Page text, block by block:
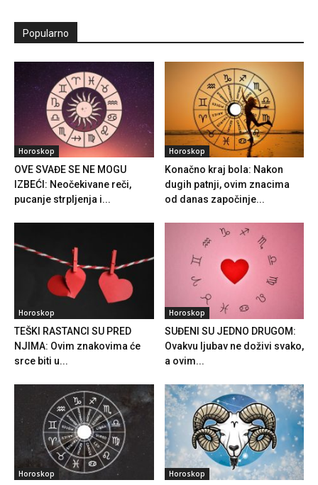
Popularno
Horoskop
OVE SVAĐE SE NE MOGU
IZBEĆI: Neočekivane reči,
pucanje strpljenja i...
Horoskop
Konačno kraj bola: Nakon
dugih patnji, ovim znacima
od danas započinje...
Horoskop
TEŠKI RASTANCI SU PRED
NJIMA: Ovim znakovima će
srce biti u...
Horoskop
SUĐENI SU JEDNO DRUGOM:
Ovakvu ljubav ne doživi svako,
a ovim...
Horoskop Horoskop